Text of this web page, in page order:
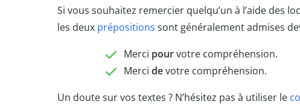
Si vous souhaitez remercier quelqu’un à l’aide des
les deux prépositions sont généralement admises
Merci pourvotre compréhension.
Merci devotre compréhension.
Un doute sur vos textes ? N’hésitez pas à utiliser le